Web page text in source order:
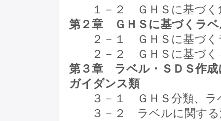
１－２ ＧＨＳに基づく
第２章 ＧＨＳに基づくラベ
２－１ ＧＨＳに基づく
２－２ ＧＨＳに基づく
第３章 ラベル・ＳＤＳ作成
ガイダンス類
３－１ ＧＨＳ分類、ラベ
３－２ ラベルに関する